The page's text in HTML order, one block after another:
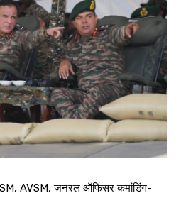
AVSM, जनरल ऑफिसर कमांडिंग-